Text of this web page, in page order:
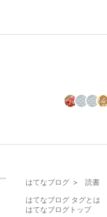
はてなブログ > 読書
はてなブログ タグとは
はてなブログトップ